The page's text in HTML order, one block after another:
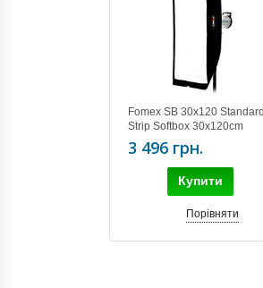
Fomex SB 30x120 Standard
Strip Softbox 30x120cm
(12"x48")
3 496 грн.
Купити
Порівняти